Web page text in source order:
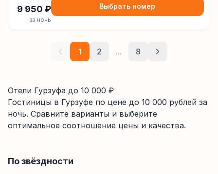
9 950 ₽
за ночь
Выбрать номер
1 2 ... 8
Отели Гурзуфа до 10 000 ₽
Гостиницы в Гурзуфе по цене до 10 000 рублей за
ночь. Сравните варианты и выберите
оптимальное соотношение цены и качества.
По звёздности